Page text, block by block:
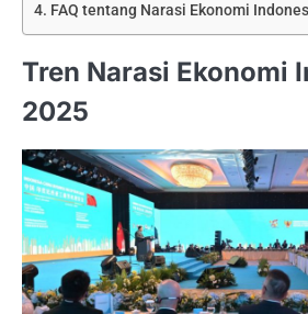
FAQ tentang Narasi Ekonomi
Tren Narasi Ekonomi
2025